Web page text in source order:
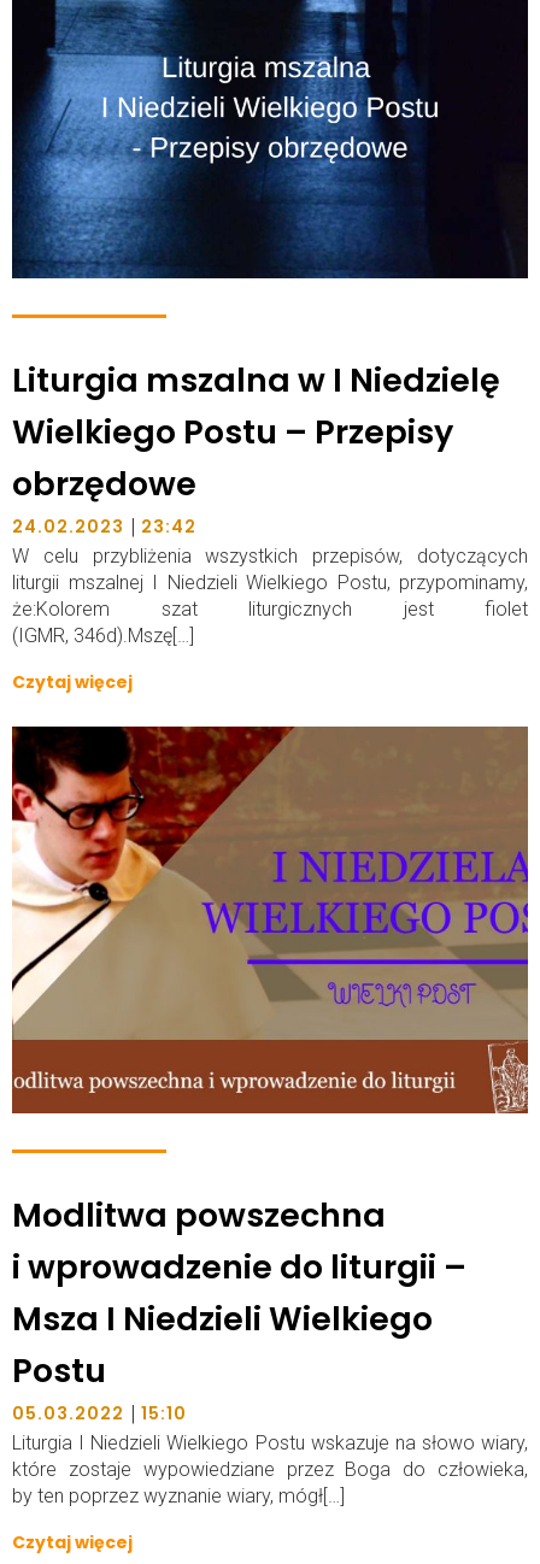
Liturgia mszalna w I Niedzielę
Wielkiego Postu – Przepisy
obrzędowe
24.02.2023 | 23:42
W celu przybliżenia wszystkich przepisów, dotyczących
liturgii mszalnej I Niedzieli Wielkiego Postu, przypominamy,
że:Kolorem szat liturgicznych jest fiolet
(IGMR, 346d).Mszę[…]
Czytaj więcej
Modlitwa powszechna
i wprowadzenie do liturgii –
Msza I Niedzieli Wielkiego
Postu
05.03.2022 | 15:10
Liturgia I Niedzieli Wielkiego Postu wskazuje na słowo wiary,
które zostaje wypowiedziane przez Boga do człowieka,
by ten poprzez wyznanie wiary, mógł[…]
Czytaj więcej